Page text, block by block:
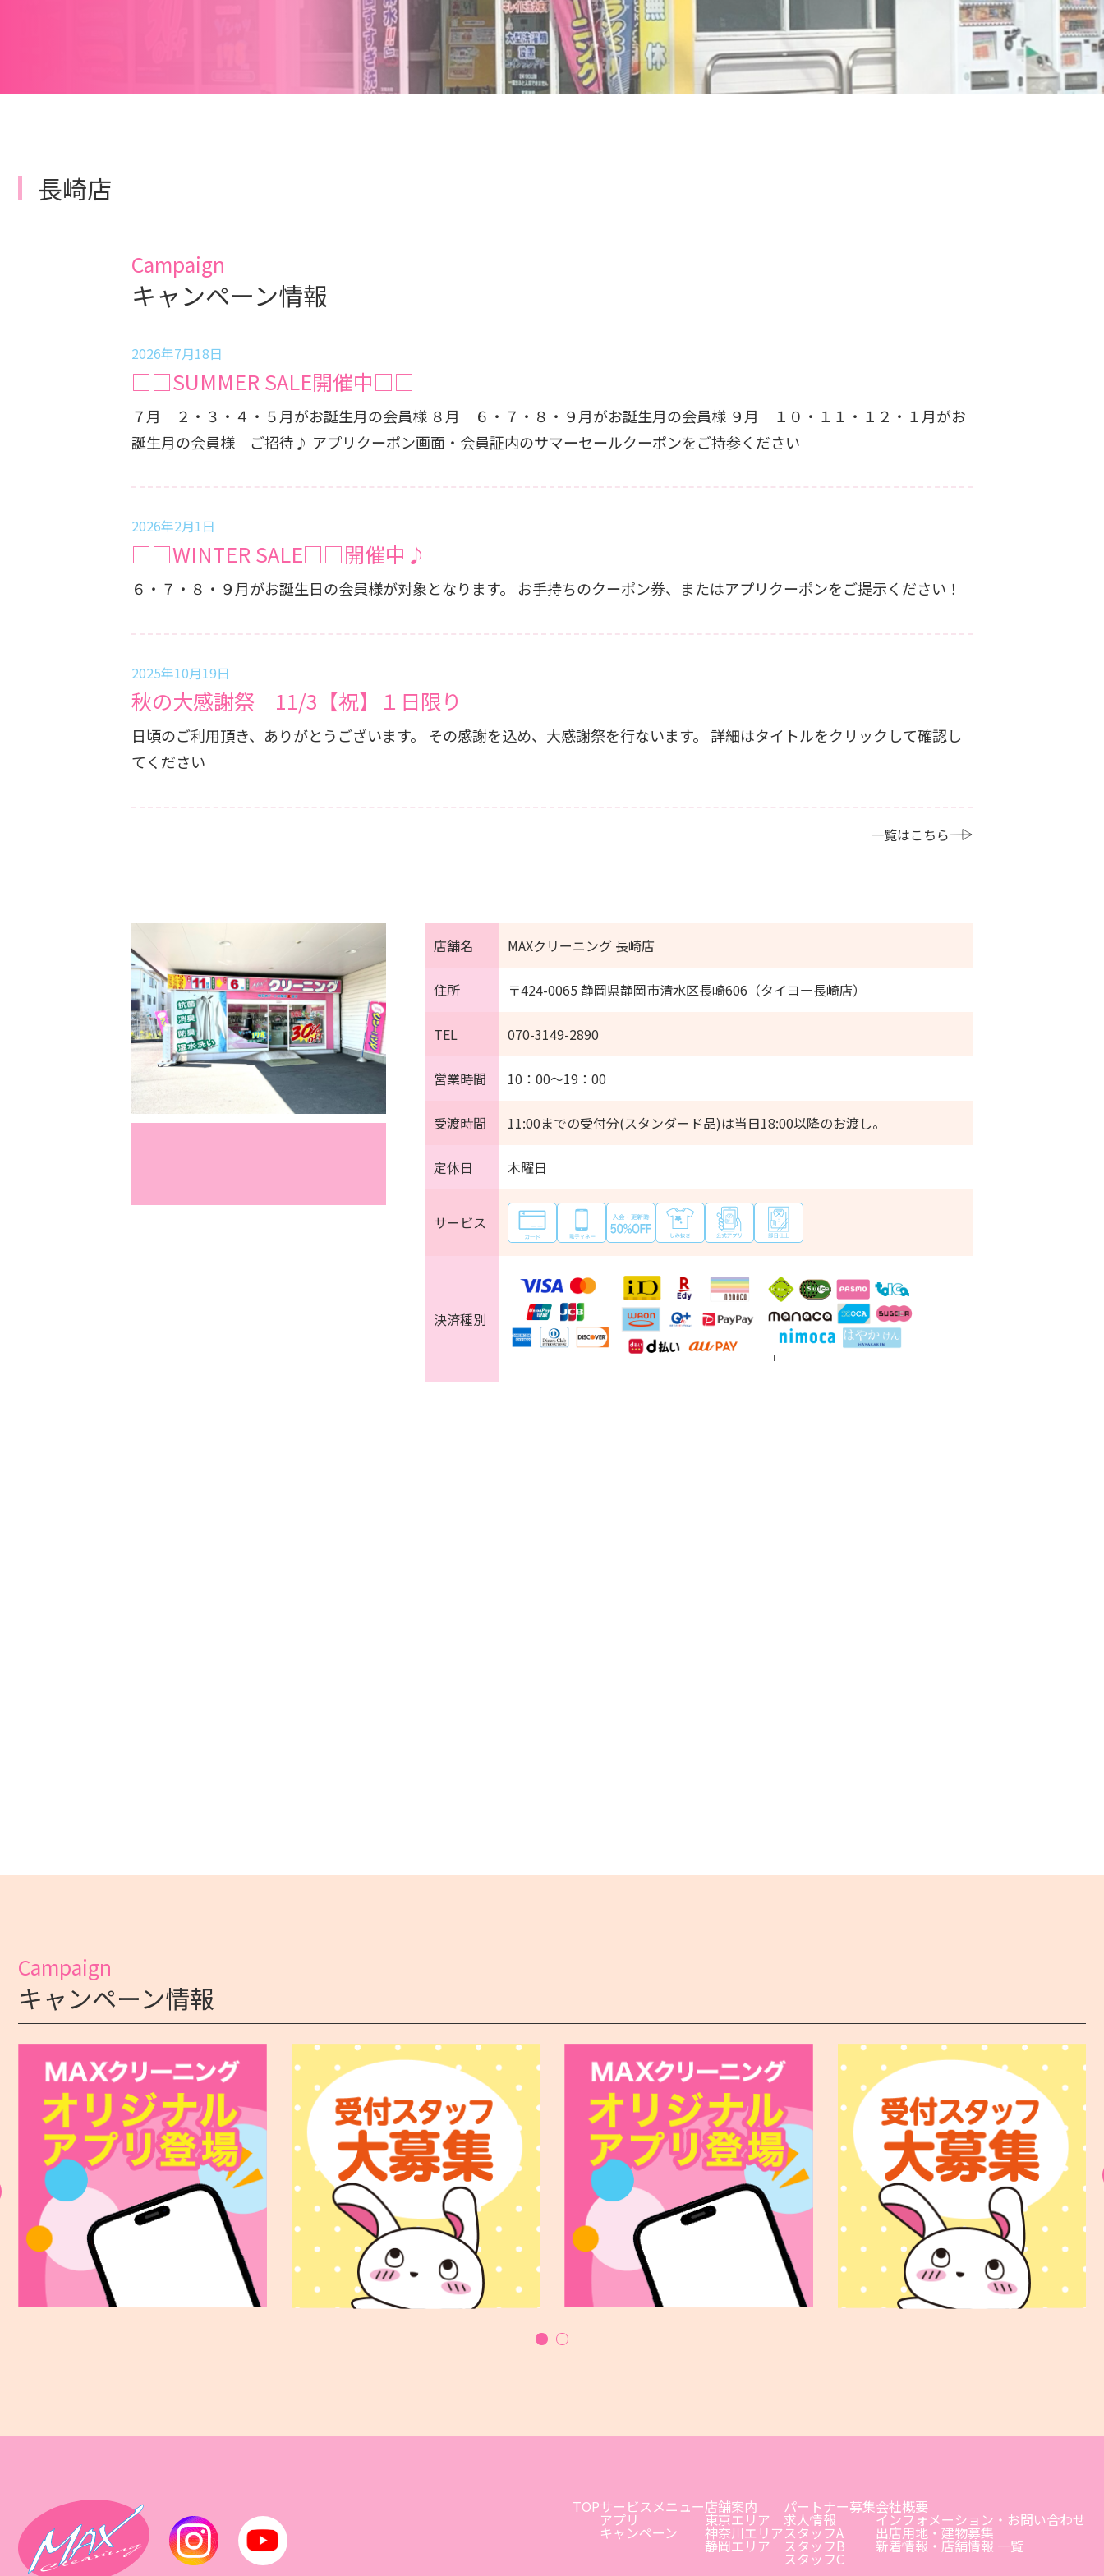
長崎店
Campaign
キャンペーン情報
2026年7月18日
□□SUMMER SALE開催中□□
７月 ２・３・４・５月がお誕生月の会員様 ８月 ６・７・８・９月がお誕生月の会員様 ９月 １０・１１・１２・１月がお
誕生月の会員様 ご招待♪ アプリクーポン画面・会員証内のサマーセールクーポンをご持参ください
2026年2月1日
□□WINTER SALE□□開催中♪
６・７・８・９月がお誕生日の会員様が対象となります。 お手持ちのクーポン券、またはアプリクーポンをご提示ください！
2025年10月19日
秋の大感謝祭 11/3【祝】１日限り
日頃のご利用頂き、ありがとうございます。 その感謝を込め、大感謝祭を行ないます。 詳細はタイトルをクリックして確認し
てください
一覧はこちら
店舗名 MAXクリーニング 長崎店
住所 〒424-0065 静岡県静岡市清水区長崎606（タイヨー長崎店）
TEL 070-3149-2890
営業時間 10：00～19：00
受渡時間 11:00までの受付分(スタンダード品)は当日18:00以降のお渡し。
定休日 木曜日
サービス
決済種別
Campaign
キャンペーン情報
TOPサービスメニュー
アプリ
キャンペーン
店舗案内
東京エリア
神奈川エリア
静岡エリア
パートナー募集
求人情報
スタッフA
スタッフB
スタッフC
会社概要
インフォメーション・お問い合わせ
出店用地・建物募集
新着情報・店舗情報 一覧